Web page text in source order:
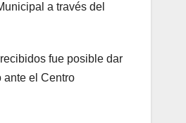
a través del
fue posible dar
ante el Centro